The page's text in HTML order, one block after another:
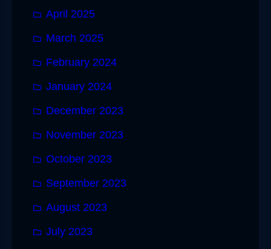
April 2025
March 2025
February 2024
January 2024
December 2023
November 2023
October 2023
September 2023
August 2023
July 2023